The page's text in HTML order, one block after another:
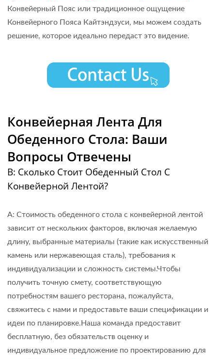
Конвейерный Пояс или традиционное ощущение
Конвейерного Пояса Кайтэндзуси, мы можем создать
решение, которое идеально передаст это видение.
Конвейерная Лента Для
Обеденного Стола: Ваши
Вопросы Отвечены
В: Сколько Стоит Обеденный Стол С
Конвейерной Лентой?
A: Стоимость обеденного стола с конвейерной лентой
зависит от нескольких факторов, включая желаемую
длину, выбранные материалы (такие как искусственный
камень или нержавеющая сталь), требования к
индивидуализации и сложность системы.Чтобы
получить точную смету, соответствующую
потребностям вашего ресторана, пожалуйста,
свяжитесь с нами и предоставьте ваши спецификации и
идеи по планировке.Наша команда предоставит
бесплатную, без обязательств оценку и
индивидуальное предложение по проектированию для